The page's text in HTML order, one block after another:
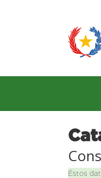
Éstos